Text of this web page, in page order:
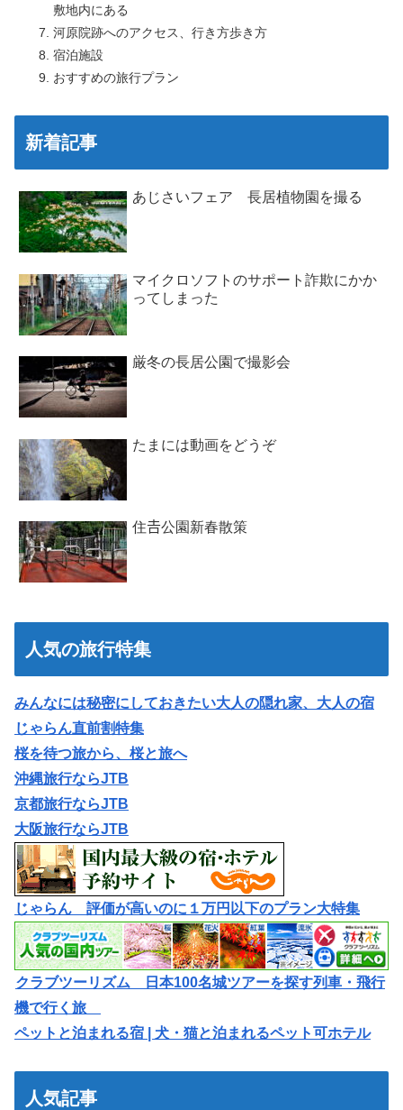
敷地内にある
河原院跡へのアクセス、行き方歩き方
宿泊施設
おすすめの旅行プラン
新着記事
あじさいフェア 長居植物園を撮る
マイクロソフトのサポート詐欺にかか
ってしまった
厳冬の長居公園で撮影会
たまには動画をどうぞ
住𠮷公園新春散策
人気の旅行特集
みんなには秘密にしておきたい大人の隠れ家、大人の宿
じゃらん直前割特集
桜を待つ旅から、桜と旅へ
沖縄旅行ならJTB
京都旅行ならJTB
大阪旅行ならJTB
じゃらん 評価が高いのに１万円以下のプラン大特集
クラブツーリズム 日本100名城ツアーを探す列車・飛行
機で行く旅
ペットと泊まれる宿 | 犬・猫と泊まれるペット可ホテル
人気記事